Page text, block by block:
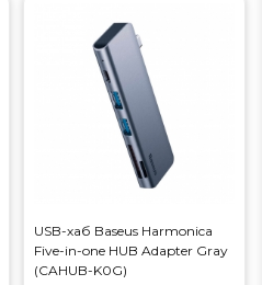
USB-хаб Baseus Harmonica
Five-in-one HUB Adapter Gray
(CAHUB-K0G)